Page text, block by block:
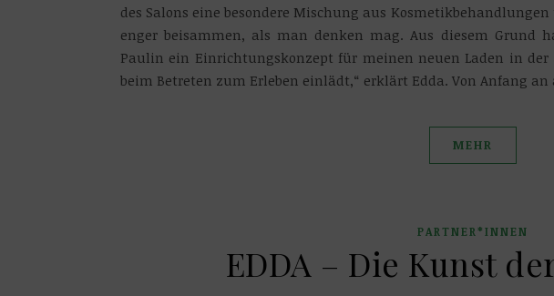
des Salons eine besondere Mischung aus
enger beisammen, als man denken mag. Aus diesem Grund
Paulin ein Einrichtungskonzept für meinen neuen Laden in der
beim Betreten zum Erleben einlädt,“ erklärt Edda. Von Anfang
MEHR
PARTNER*INNEN
EDDA – Die Kunst